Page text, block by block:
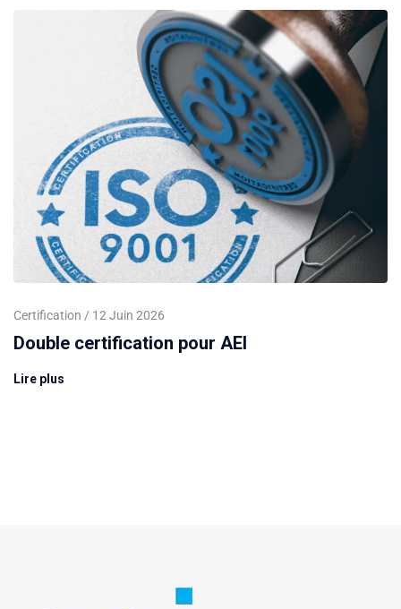
Certification 12 Juin 2026
Double certification pour AEI
Lire plus